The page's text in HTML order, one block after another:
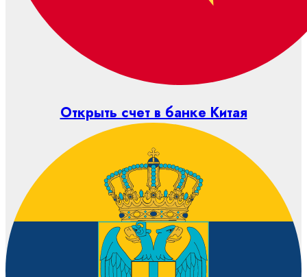
Открыть счет в банке Китая